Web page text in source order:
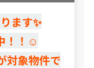
ます✨
！！☺
対象物件で